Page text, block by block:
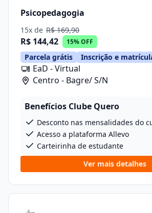
Psicopedagogia
15x de R$ 169,90
R$ 144,42 15% OFF
Parcela grátis Inscrição e
EaD - Virtual
Centro - Bagre/ S/N
Benefícios Clube Quero
Desconto nas mensalidades do
Acesso a plataforma Allevo
Carteirinha de estudante
Ver mais detalhes